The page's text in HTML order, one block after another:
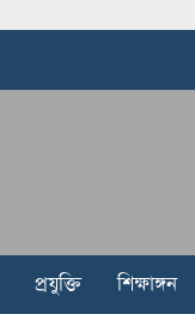
প্রযুক্তি শিক্ষাঙ্গন